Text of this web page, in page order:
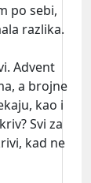
po sebi,
razlika.
Advent
a brojne
kao i
Svi za
kad ne